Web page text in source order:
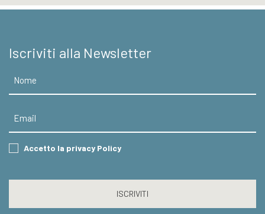
Iscriviti alla Newsletter
Consent
Accetto la privacy Policy